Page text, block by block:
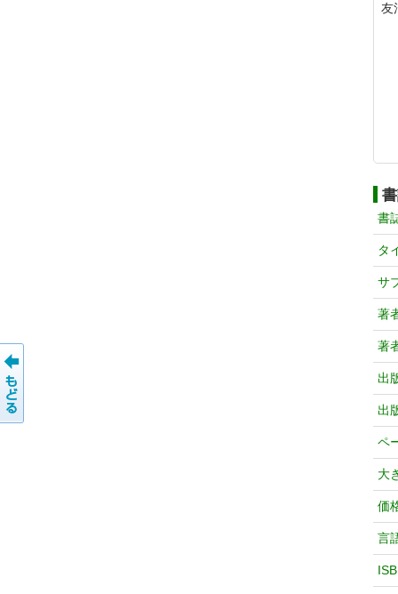
友
書
タ
サ
著
著
出
出
ペ
大
価
言